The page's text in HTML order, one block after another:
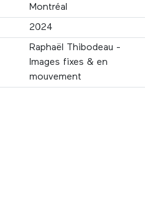
Montréal
2024
Raphaël Thibodeau -
Images fixes & en
mouvement